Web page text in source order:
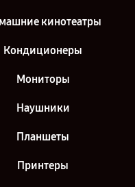
кинотеатры
Кондиционеры
Мониторы
Наушники
Планшеты
Принтеры